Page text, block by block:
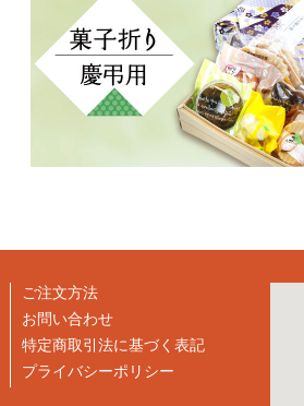
ご注文方法
お問い合わせ
特定商取引法に基づく表記
プライバシーポリシー